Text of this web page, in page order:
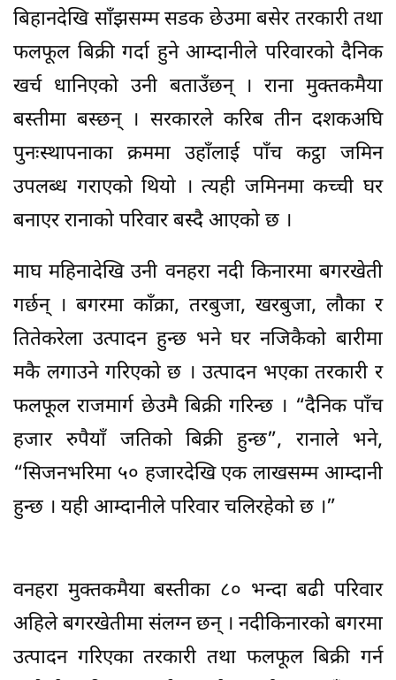
बिहानदेखि साँझसम्म सडक छेउमा बसेर तरकारी तथा
फलफूल बिक्री गर्दा हुने आम्दानीले परिवारको दैनिक
खर्च धानिएको उनी बताउँछन् । राना मुक्तकमैया
बस्तीमा बस्छन् । सरकारले करिब तीन दशकअघि
पुनःस्थापनाका क्रममा उहाँलाई पाँच कट्ठा जमिन
उपलब्ध गराएको थियो । त्यही जमिनमा कच्ची घर
बनाएर रानाको परिवार बस्दै आएको छ ।
माघ महिनादेखि उनी वनहरा नदी किनारमा बगरखेती
गर्छन् । बगरमा काँक्रा, तरबुजा, खरबुजा, लौका र
तितेकरेला उत्पादन हुन्छ भने घर नजिकैको बारीमा
मकै लगाउने गरिएको छ । उत्पादन भएका तरकारी र
फलफूल राजमार्ग छेउमै बिक्री गरिन्छ । “दैनिक पाँच
हजार रुपैयाँ जतिको बिक्री हुन्छ”, रानाले भने,
“सिजनभरिमा ५० हजारदेखि एक लाखसम्म आम्दानी
हुन्छ । यही आम्दानीले परिवार चलिरहेको छ ।”
वनहरा मुक्तकमैया बस्तीका ८० भन्दा बढी परिवार
अहिले बगरखेतीमा संलग्न छन् । नदीकिनारको बगरमा
उत्पादन गरिएका तरकारी तथा फलफूल बिक्री गर्न